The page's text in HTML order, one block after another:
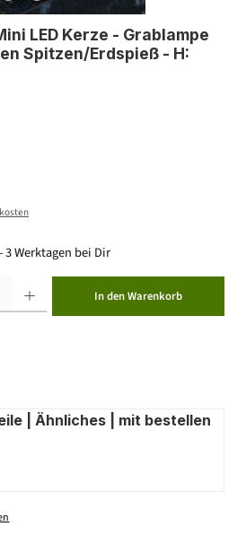
LED Kerze - Grablampe
Spitzen/Erdspieß - H:
Werktagen bei Dir
In den Warenkorb
| Ähnliches | mit bestellen